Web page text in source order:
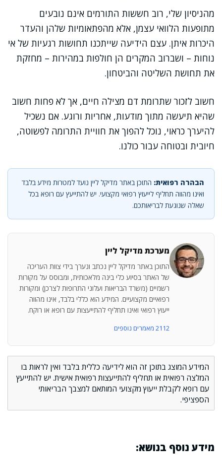
מהניסיון שלי, רוב חששות התורמים אינם נובעים
מתופעות הלוואי עצמן, אלא מהפתאומיות שלהן והעדר
היכרות איתן. עצם הידיעה שייתכנו תחושות רגעיות של אי
נוחות – ושברוב המקרים הן חולפות במהירות – מחזקת
את תחושת השליטה והביטחון.
חשוב לזכור שתרומת דם מצילה חיים, אך לא פחות חשוב
שהיא תיעשה מתוך מודעות, אחריות ורוגע. אם נשכיל
להיערך כראוי, נוכל להפוך את חוויית התרומה לפשוטה,
חיובית ובטוחה עבור כולנו.
הבהרה רפואית: התוכן באתר מדיקל ליין נועד למטרות מידע בלבד
ואינו מהווה תחליף לייעוץ רפואי מקצועי. יש להתייעץ עם רופא בכל
שאלה שנוגעת לבריאותכם.
מערכת מדיקל ליין
התוכן באתר מדיקל ליין נכתב ונערך בידי צוות העריכה
של האתר בסיוע כלי בינה מלאכותית, ומבוסס על מקורות
רשמיים (משרד הבריאות ועלוני התרופות לצרכן) ומקורות
רפואיים מקצועיים. המידע הוא כללי בלבד, אינו מהווה
ייעוץ רפואי ואינו תחליף להתייעצות עם רופא או רוקח.
2112 מאמרים נוספים
המידע המוצג בתוכן זה הוא לידיעה כללית בלבד ואין לראות בו
המלצה רפואית או תחליף להתייעצות רפואית אישית. יש להתייעץ
עם רופא לקבלת ייעוץ מקצועי המותאם למצבך הבריאותי
הספציפי.
מידע נוסף בנושא: